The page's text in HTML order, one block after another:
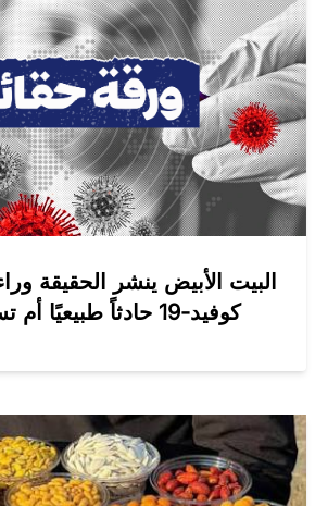
البيت الأبيض ينشر الحقيقة
كوفيد-19 حادثاً